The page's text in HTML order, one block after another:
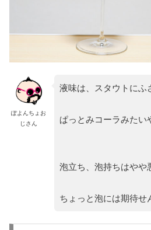
ぽよんちょお
じさん
液味は、スタウトにふ
ぱっとみコーラみたい
泡立ち、泡持ちはやや
ちょっと泡には期待